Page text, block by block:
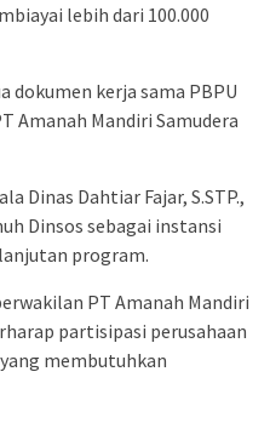
lebih dari 100.000
dokumen kerja sama PBPU
Amanah Mandiri Samudera
Dinas Dahtiar Fajar, S.STP.,
Dinsos sebagai instansi
program.
PT Amanah Mandiri
partisipasi perusahaan
membutuhkan